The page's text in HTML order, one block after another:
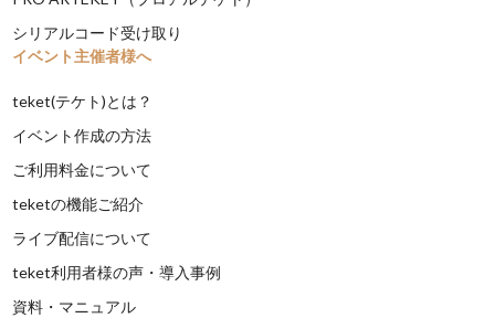
シリアルコード受け取り
イベント主催者様へ
teket(テケト)とは？
イベント作成の方法
ご利用料金について
teketの機能ご紹介
ライブ配信について
teket利用者様の声・導入事例
資料・マニュアル